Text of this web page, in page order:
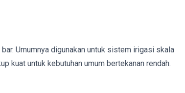
Umumnya digunakan untuk sistem irigasi skala
kuat untuk kebutuhan umum bertekanan rendah.